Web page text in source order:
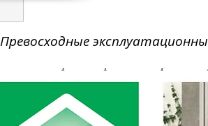
Превосходные